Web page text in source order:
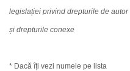
legislației privind drepturile de autor
și drepturile conexe
* Dacă îți vezi numele pe lista